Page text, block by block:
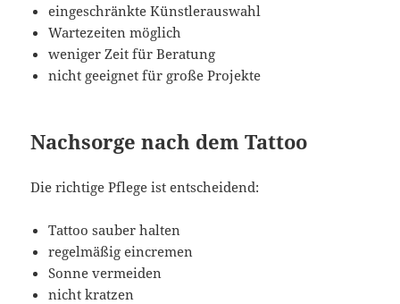
eingeschränkte Künstlerauswahl
Wartezeiten möglich
weniger Zeit für Beratung
nicht geeignet für große Projekte
Nachsorge nach dem Tattoo
Die richtige Pflege ist entscheidend:
Tattoo sauber halten
regelmäßig eincremen
Sonne vermeiden
nicht kratzen